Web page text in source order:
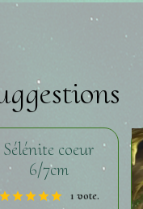
Sélénite coeur
6/7cm
1 vote.